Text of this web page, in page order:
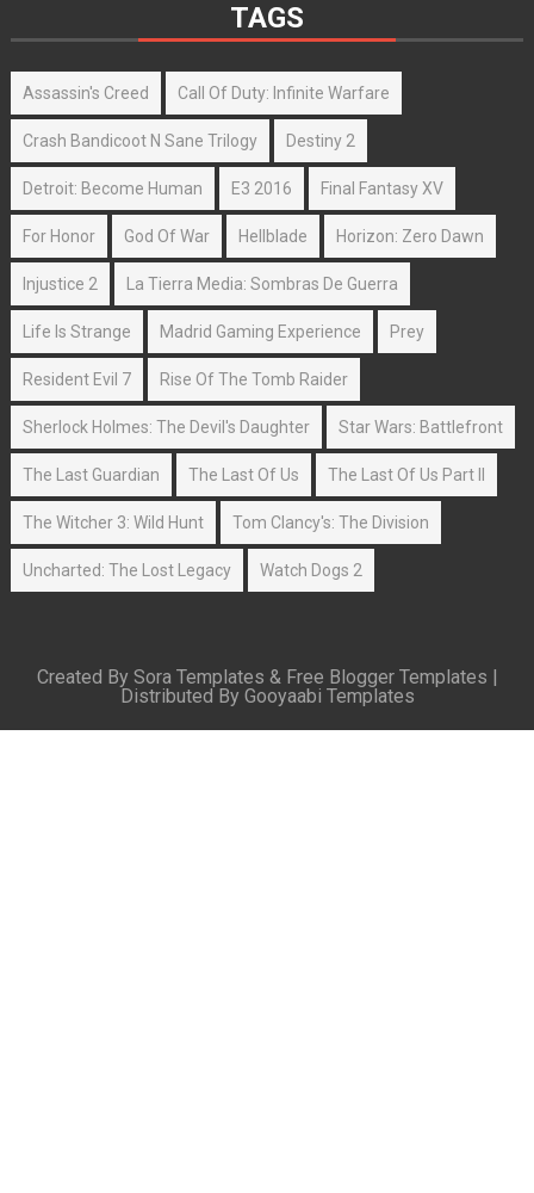
TAGS
Assassin's Creed Call Of Duty: Infinite Warfare
Crash Bandicoot N Sane Trilogy Destiny 2
Detroit: Become Human E3 2016 Final Fantasy XV
For Honor God Of War Hellblade Horizon: Zero Dawn
Injustice 2 La Tierra Media: Sombras De Guerra
Life Is Strange Madrid Gaming Experience Prey
Resident Evil 7 Rise Of The Tomb Raider
Sherlock Holmes: The Devil's Daughter Star Wars: Battlefront
The Last Guardian The Last Of Us The Last Of Us Part II
The Witcher 3: Wild Hunt Tom Clancy's: The Division
Uncharted: The Lost Legacy Watch Dogs 2
Created By Sora Templates & Free Blogger Templates
Distributed By Gooyaabi Templates